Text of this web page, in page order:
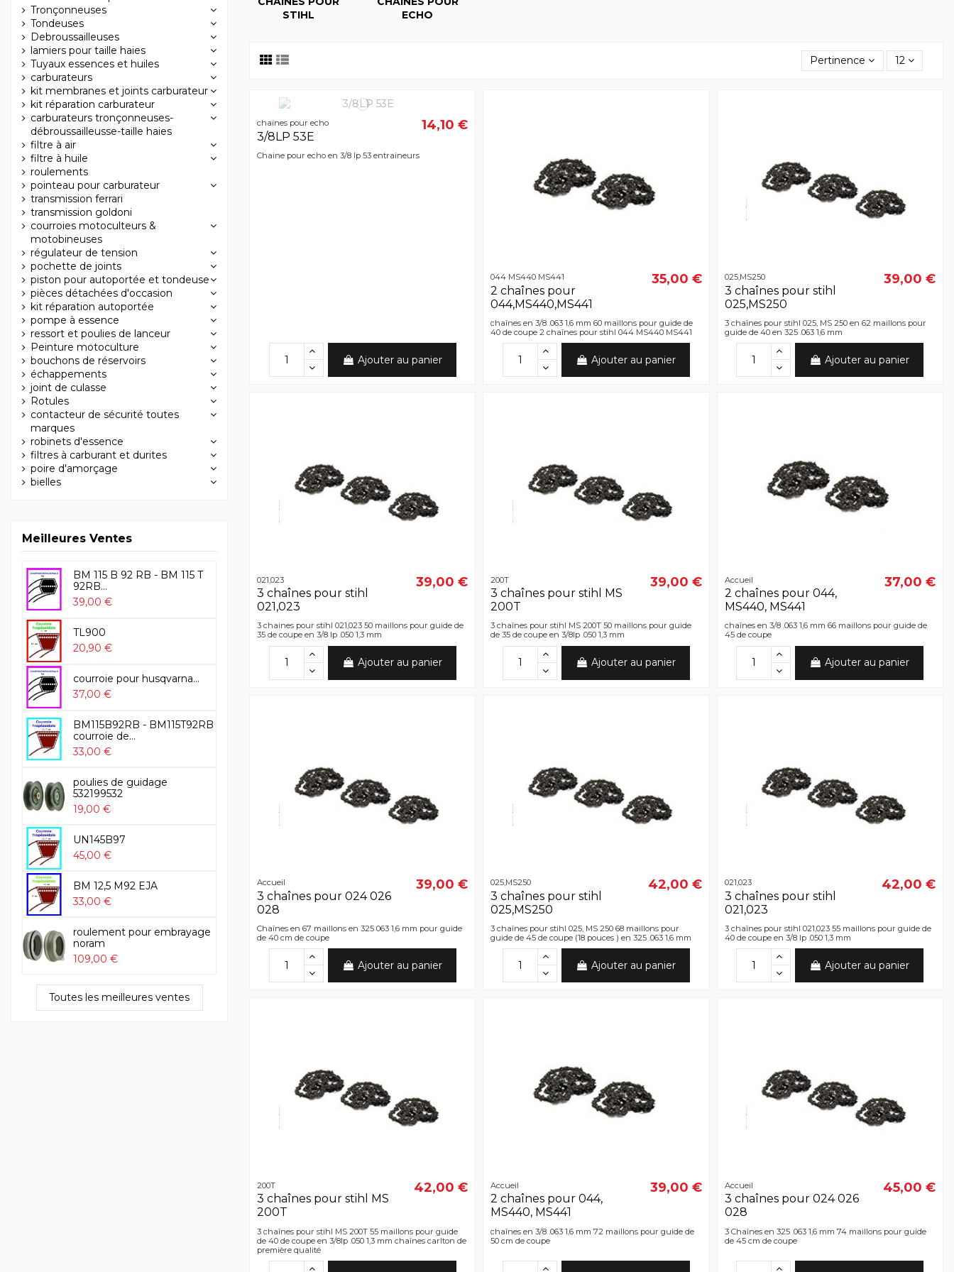
STIHL
ECHO
Pertinence 12
chaines pour echo
3/8LP 53E
14,10 €
Chaine pour echo en 3/8 lp 53 entraineurs
Ajouter au panier
044 MS440 MS441
2 chaînes pour
044,MS440,MS441
35,00 €
chaînes en 3/8 .063 1,6 mm 60 maillons pour guide de
40 de coupe 2 chaînes pour stihl 044 MS440 MS441
Ajouter au panier
025,MS250
3 chaînes pour stihl
025,MS250
39,00 €
3 chaînes pour stihl 025, MS 250 en 62 maillons pour
guide de 40 en 325 .063 1,6 mm
Ajouter au panier
021,023
3 chaînes pour stihl
021,023
39,00 €
3 chaines pour stihl 021,023 50 maillons pour guide de
35 de coupe en 3/8 lp .050 1,3 mm
Ajouter au panier
200T
3 chaînes pour stihl MS
200T
39,00 €
3 chaînes pour stihl MS 200T 50 maillons pour guide
de 35 de coupe en 3/8lp .050 1,3 mm
Ajouter au panier
Accueil
2 chaînes pour 044,
MS440, MS441
37,00 €
chaînes en 3/8 .063 1,6 mm 66 maillons pour guide de
45 de coupe
Ajouter au panier
Accueil
3 chaînes pour 024 026
028
39,00 €
Chaînes en 67 maillons en 325 063 1,6 mm pour guide
de 40 cm de coupe
Ajouter au panier
025,MS250
3 chaînes pour stihl
025,MS250
42,00 €
3 chaînes pour stihl 025, MS 250 68 maillons pour
guide de 45 de coupe (18 pouces ) en 325 .063 1,6 mm
Ajouter au panier
021,023
3 chaînes pour stihl
021,023
42,00 €
3 chaînes pour stihl 021,023 55 maillons pour guide de
40 de coupe en 3/8 lp .050 1,3 mm
Ajouter au panier
200T
3 chaînes pour stihl MS
200T
42,00 €
3 chaînes pour stihl MS 200T 55 maillons pour guide
de 40 de coupe en 3/8lp .050 1,3 mm chaînes carlton de
première qualité
Accueil
2 chaînes pour 044,
MS440, MS441
39,00 €
chaînes en 3/8 .063 1,6 mm 72 maillons pour guide de
50 cm de coupe
Accueil
3 chaînes pour 024 026
028
45,00 €
3 Chaînes en 325 .063 1,6 mm 74 maillons pour guide
de 45 cm de coupe
Tronçonneuses
Tondeuses
Debroussailleuses
lamiers pour taille haies
Tuyaux essences et huiles
carburateurs
kit membranes et joints carburateur
kit réparation carburateur
carburateurs tronçonneuses-
débroussailleusse-taille haies
filtre à air
filtre à huile
roulements
pointeau pour carburateur
transmission ferrari
transmission goldoni
courroies motoculteurs &
motobineuses
régulateur de tension
pochette de joints
piston pour autoportée et tondeuse
pièces détachées d'occasion
kit réparation autoportée
pompe à essence
ressort et poulies de lanceur
Peinture motoculture
bouchons de réservoirs
échappements
joint de culasse
Rotules
contacteur de sécurité toutes
marques
robinets d'essence
filtres à carburant et durites
poire d'amorçage
bielles
Meilleures Ventes
BM 115 B 92 RB - BM 115 T
92RB...
39,00 €
TL900
20,90 €
courroie pour husqvarna...
37,00 €
BM115B92RB - BM115T92RB
courroie de...
33,00 €
poulies de guidage
532199532
19,00 €
UN145B97
45,00 €
BM 12,5 M92 EJA
33,00 €
roulement pour embrayage
noram
109,00 €
Toutes les meilleures ventes